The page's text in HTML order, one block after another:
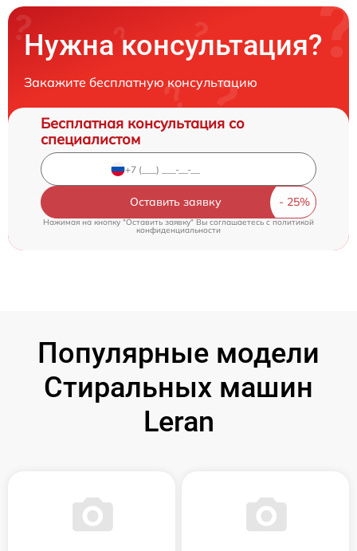
Нужна консультация?
Закажите бесплатную консультацию
Бесплатная консультация со
специалистом
Оставить заявку
Нажимая на кнопку "Оставить заявку" Вы соглашаетесь c политикой
конфиденциальности
Популярные модели
Стиральных машин
Leran